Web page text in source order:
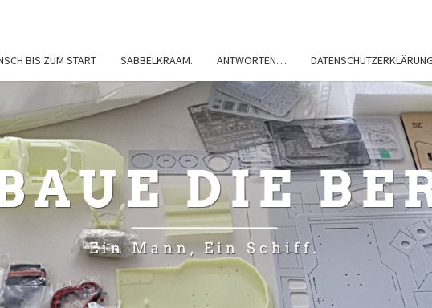
BIS ZUM START SABBELKRAAM. ANTWORTEN… DATENSCHUTZERKLÄRUNG
DIE
Ein Mann, Ein Schiff.